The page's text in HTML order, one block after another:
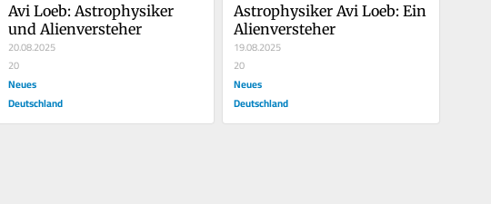
Avi Loeb: Astrophysiker
und Alienversteher
20.08.2025
20
Neues
Deutschland
Astrophysiker Avi Loeb: Ein
Alienversteher
19.08.2025
20
Neues
Deutschland